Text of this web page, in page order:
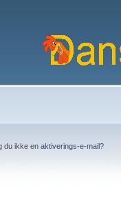
du ikke en aktiverings-e-mail?